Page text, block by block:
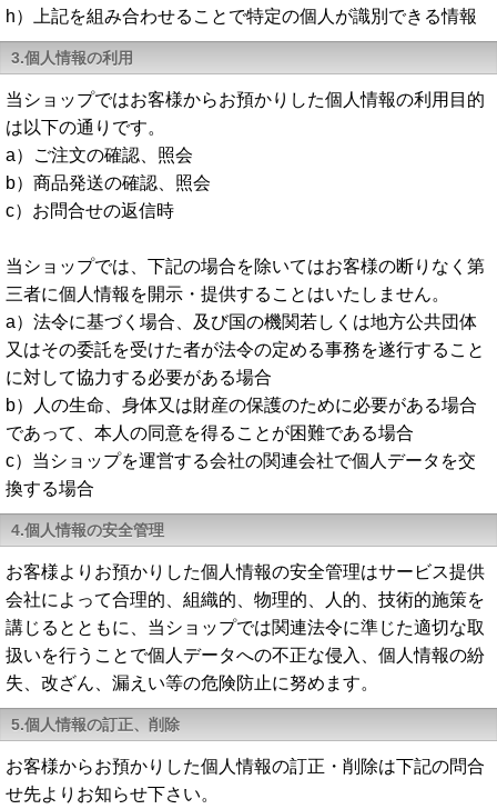
h）上記を組み合わせることで特定の個人が識別できる情報
3.個人情報の利用
当ショップではお客様からお預かりした個人情報の利用目的
は以下の通りです。
a）ご注文の確認、照会
b）商品発送の確認、照会
c）お問合せの返信時
当ショップでは、下記の場合を除いてはお客様の断りなく第
三者に個人情報を開示・提供することはいたしません。
a）法令に基づく場合、及び国の機関若しくは地方公共団体
又はその委託を受けた者が法令の定める事務を遂行すること
に対して協力する必要がある場合
b）人の生命、身体又は財産の保護のために必要がある場合
であって、本人の同意を得ることが困難である場合
c）当ショップを運営する会社の関連会社で個人データを交
換する場合
4.個人情報の安全管理
お客様よりお預かりした個人情報の安全管理はサービス提供
会社によって合理的、組織的、物理的、人的、技術的施策を
講じるとともに、当ショップでは関連法令に準じた適切な取
扱いを行うことで個人データへの不正な侵入、個人情報の紛
失、改ざん、漏えい等の危険防止に努めます。
5.個人情報の訂正、削除
お客様からお預かりした個人情報の訂正・削除は下記の問合
せ先よりお知らせ下さい。